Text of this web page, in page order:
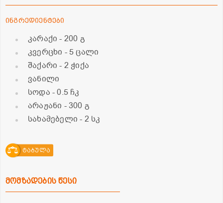
ინგრედიენტები
კარაქი- 200 გ
კვერცხი - 5 ცალი
შაქარი- 2 ჭიქა
ვანილი
სოდა - 0.5 ჩკ
არაჟანი - 300 გ
სახამებელი- 2 სკ
ტაბულა
მომზადების წესი